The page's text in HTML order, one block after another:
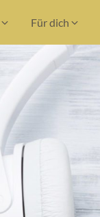
Für dich